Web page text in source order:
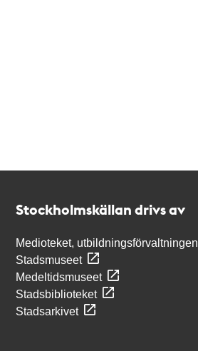
Stockholmskällan drivs av
Medioteket, utbildningsförvaltningen
Stadsmuseet
Medeltidsmuseet
Stadsbiblioteket
Stadsarkivet